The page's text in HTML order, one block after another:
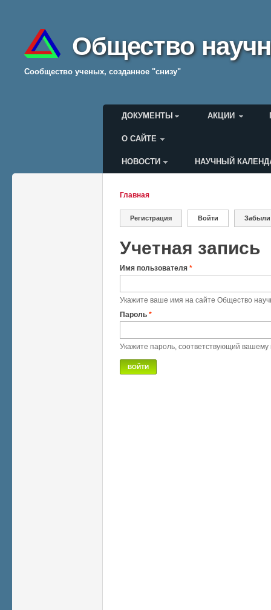
Общество
Cообщество ученых, созданное "снизу"
Главное меню
ДОКУМЕНТЫ АКЦИИ
О САЙТЕ
Меню пользователя
НОВОСТИ НАУЧНЫЙ
Вы здесь
Главная
Главные вкладки
Регистрация Войти (активная
Учетная запись
Имя пользователя *
Укажите ваше имя на сайте Общество
Пароль *
Укажите пароль, соответствующий вашему